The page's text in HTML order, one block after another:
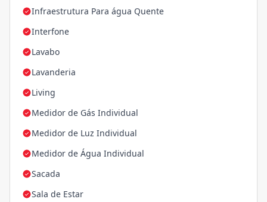
Infraestrutura Para água Quente
Interfone
Lavabo
Lavanderia
Living
Medidor de Gás Individual
Medidor de Luz Individual
Medidor de Água Individual
Sacada
Sala de Estar